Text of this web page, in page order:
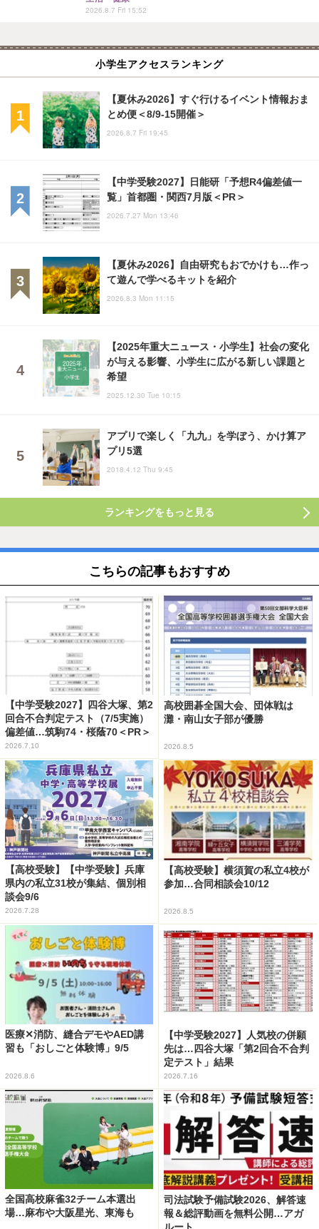
2026.8.7 Fri 15:52
小学生アクセスランキング
【夏休み2026】すぐ行けるイベント情報おま
とめ便＜8/9-15開催＞
2026.8.7 Fri 19:45
【中学受験2027】日能研「予想R4偏差値一
覧」首都圏・関西7月版＜PR＞
2026.7.27 Mon 13:46
【夏休み2026】自由研究もおでかけも…作っ
て遊んで学べるキットを紹介
2026.8.3 Mon 11:15
【2025年重大ニュース・小学生】社会の変化
が与える影響、小学生に広がる新しい課題と
希望
2025.12.30 Tue 10:15
アプリで楽しく「九九」を学ぼう、かけ算ア
プリ5選
2018.4.12 Thu 9:45
ランキングをもっと見る
こちらの記事もおすすめ
【中学受験2027】四谷大塚、第2
回合不合判定テスト（7/5実施）
偏差値…筑駒74・桜蔭70＜PR＞
2026.7.10
高校囲碁全国大会、団体戦は
灘・南山女子部が優勝
2026.8.5
【高校受験】【中学受験】兵庫
県内の私立31校が集結、個別相
談会9/6
2026.7.28
【高校受験】横須賀の私立4校が
参加…合同相談会10/12
2026.8.5
医療✕消防、縫合デモやAED講
習も「おしごと体験博」9/5
2026.8.6
【中学受験2027】人気校の併願
先は…四谷大塚「第2回合不合判
定テスト」結果
2026.7.16
全国高校麻雀32チーム本選出
場…麻布や大阪星光、東海も
司法試験予備試験2026、解答速
報＆総評動画を無料公開…アガ